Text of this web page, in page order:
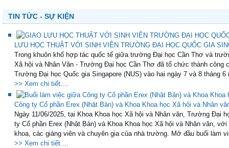
TIN TỨC - SỰ KIỆN
LƯU HỌC THUẬT VỚI SINH VIÊN TRƯỜNG ĐẠI HỌC QUỐC GIA
Trong khuôn khổ hợp tác quốc tế giữa trường Đại học Cần Thơ và
Xã hội và Nhân Văn - Trường Đại học Cần Thơ đã tổ chức thành
Trường Đại học Quốc gia Singapore (NUS) vào hai ngày 7 và 8 tháng 6
>> Xem chi tiết....
Công ty Cổ phần Erex (Nhật Bản) và Khoa Khoa học Xã hội và Nhân
Ngày 11/06/2025, tại Khoa Khoa học Xã hội và Nhân văn, Trường Đại
ty Cổ phần Erex (Nhật Bản) và Khoa Khoa học Xã hội và Nhân văn,
khoa, các giảng viên và chuyên gia của nhà trường. Mở đầu buổi làm
>> Xem chi tiết....